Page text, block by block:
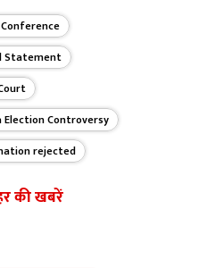
Statement
Election Controversy
rejected
की खबरें